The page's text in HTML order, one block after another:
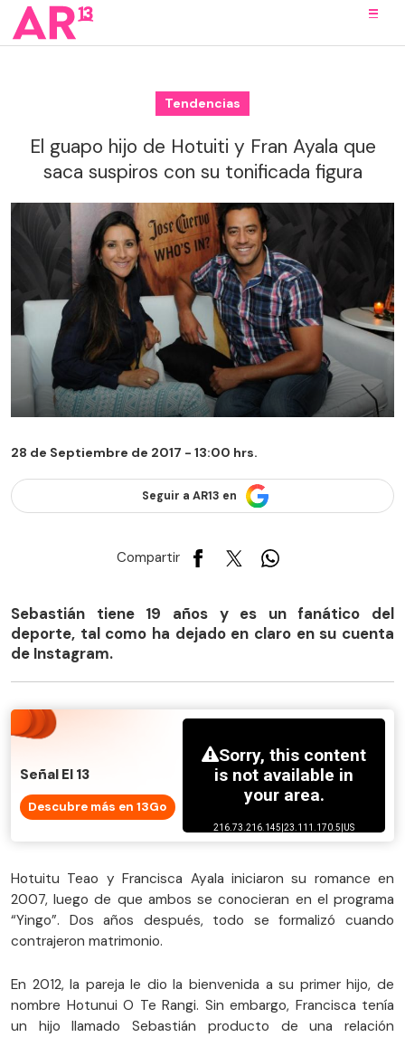
Tendencias
El guapo hijo de Hotuiti y Fran Ayala que
saca suspiros con su tonificada figura
28 de Septiembre de 2017 - 13:00 hrs.
Seguir a AR13 en
Compartir
Sebastián tiene 19 años y es un fanático del
deporte, tal como ha dejado en claro en su cuenta
de Instagram.
Señal El 13
Descubre más en 13Go
Hotuitu Teao y Francisca Ayala iniciaron su romance en
2007, luego de que ambos se conocieran en el programa
“Yingo”. Dos años después, todo se formalizó cuando
contrajeron matrimonio.
En 2012, la pareja le dio la bienvenida a su primer hijo, de
nombre Hotunui O Te Rangi. Sin embargo, Francisca tenía
un hijo llamado Sebastián producto de una relación